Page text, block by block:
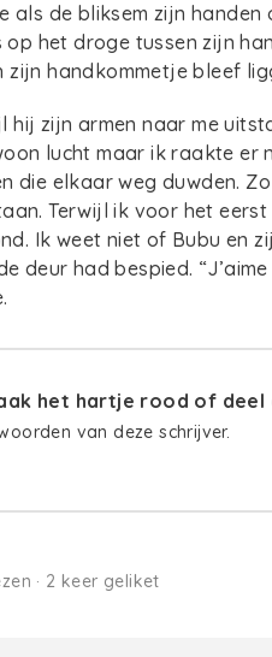
als de bliksem zijn handen
het droge tussen zijn
handkommetje bleef
hij zijn armen naar me
lucht maar ik raakte er
die elkaar weg duwden.
Terwijl ik voor het
Ik weet niet of Bubu en
deur had bespied.
het hartje rood of deel
van deze schrijver.
· 2 keer geliket